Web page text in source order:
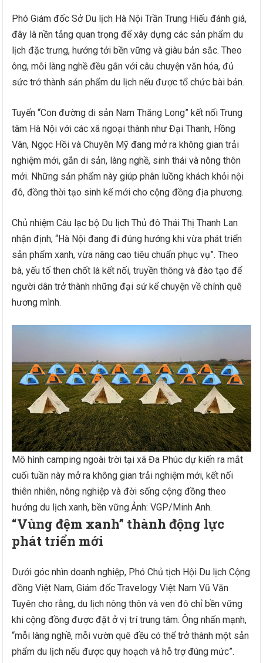
Phó Giám đốc Sở Du lịch Hà Nội Trần Trung Hiếu đánh giá,
đây là nền tảng quan trọng để xây dựng các sản phẩm du
lịch đặc trưng, hướng tới bền vững và giàu bản sắc. Theo
ông, mỗi làng nghề đều gắn với câu chuyện văn hóa, đủ
sức trở thành sản phẩm du lịch nếu được tổ chức bài bản.
Tuyến “Con đường di sản Nam Thăng Long” kết nối Trung
tâm Hà Nội với các xã ngoại thành như Đại Thanh, Hồng
Vân, Ngọc Hồi và Chuyên Mỹ đang mở ra không gian trải
nghiệm mới, gắn di sản, làng nghề, sinh thái và nông thôn
mới. Những sản phẩm này giúp phân luồng khách khỏi nội
đô, đồng thời tạo sinh kế mới cho cộng đồng địa phương.
Chủ nhiệm Câu lạc bộ Du lịch Thủ đô Thái Thị Thanh Lan
nhận định, “Hà Nội đang đi đúng hướng khi vừa phát triển
sản phẩm xanh, vừa nâng cao tiêu chuẩn phục vụ”. Theo
bà, yếu tố then chốt là kết nối, truyền thông và đào tạo để
người dân trở thành những đại sứ kể chuyện về chính quê
hương mình.
Mô hình camping ngoài trời tại xã Đa Phúc dự kiến ra mắt
cuối tuần này mở ra không gian trải nghiệm mới, kết nối
thiên nhiên, nông nghiệp và đời sống cộng đồng theo
hướng du lịch xanh, bền vững.Ảnh: VGP/Minh Anh.
“Vùng đệm xanh” thành động lực
phát triển mới
Dưới góc nhìn doanh nghiệp, Phó Chủ tịch Hội Du lịch Cộng
đồng Việt Nam, Giám đốc Travelogy Việt Nam Vũ Văn
Tuyên cho rằng, du lịch nông thôn và ven đô chỉ bền vững
khi cộng đồng được đặt ở vị trí trung tâm. Ông nhấn mạnh,
“mỗi làng nghề, mỗi vườn quê đều có thể trở thành một sản
phẩm du lịch nếu được quy hoạch và hỗ trợ đúng mức”.